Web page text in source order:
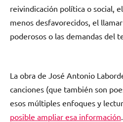
reivindicación política o social,
menos desfavorecidos, el
poderosos o las demandas del
La obra de José Antonio
canciones (que también son
esos múltiples enfoques y
posible ampliar esa información